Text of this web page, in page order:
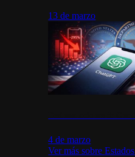
13 de marzo
4 de marzo
Ver más sobreEstados